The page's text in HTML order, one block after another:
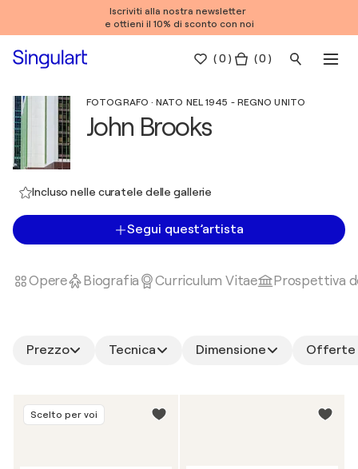
Iscriviti alla nostra newsletter
e ottieni il 10% di sconto con noi
(0 ) ( 0 )
FOTOGRAFO · NATO NEL 1945 - REGNO UNITO
John Brooks
Incluso nelle curatele delle gallerie
Segui quest’artista
Opere Biografia Curriculum Vitae Prospettiva
Prezzo Tecnica Dimensione Offerte
Scelto per voi